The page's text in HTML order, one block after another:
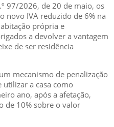
97/2026, de 20 de maio, os
novo IVA reduzido de 6% na
própria e
a devolver a vantagem
de ser residência
mecanismo de penalização
a casa como
ano, após a afetação,
de 10% sobre o valor